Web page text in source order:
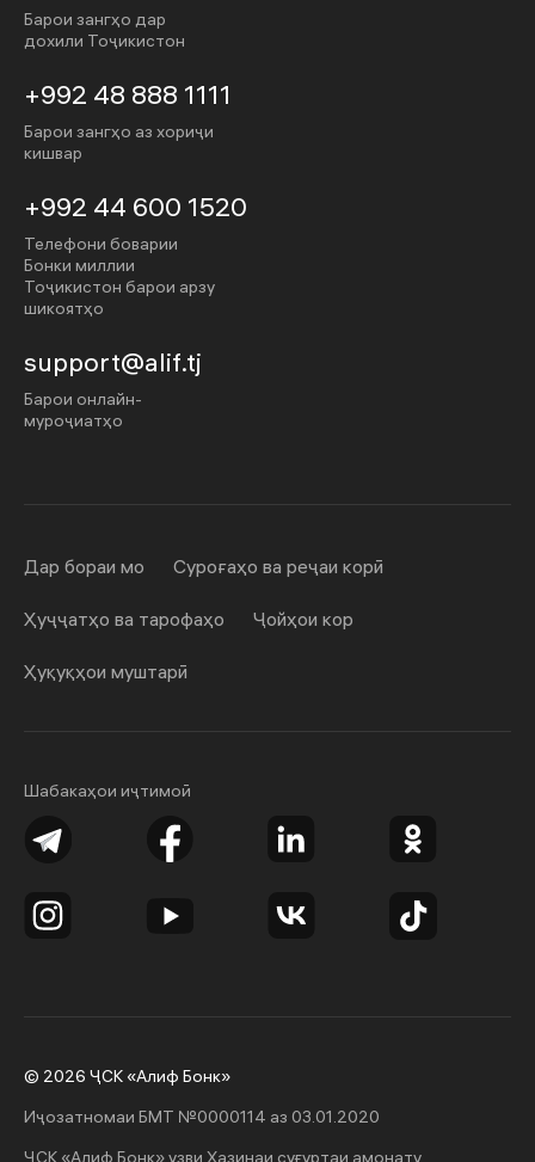
Барои зангҳо дар
дохили Тоҷикистон
+992 48 888 1111
Барои зангҳо аз хориҷи
кишвар
+992 44 600 1520
Телефони боварии
Бонки миллии
Тоҷикистон барои арзу
шикоятҳо
support@alif.tj
Барои онлайн-
муроҷиатҳо
Шабакаҳои иҷтимоӣ
Дар бораи мо Суроғаҳо ва реҷаи корӣ
Ҳуҷҷатҳо ва тарофаҳо Ҷойҳои кор
Ҳуқуқҳои муштарӣ
© 2026 ҶСК «Алиф Бонк»
Иҷозатномаи БМТ №0000114 аз 03.01.2020
ҶСК «Алиф Бонк» узви Хазинаи суғуртаи амонату